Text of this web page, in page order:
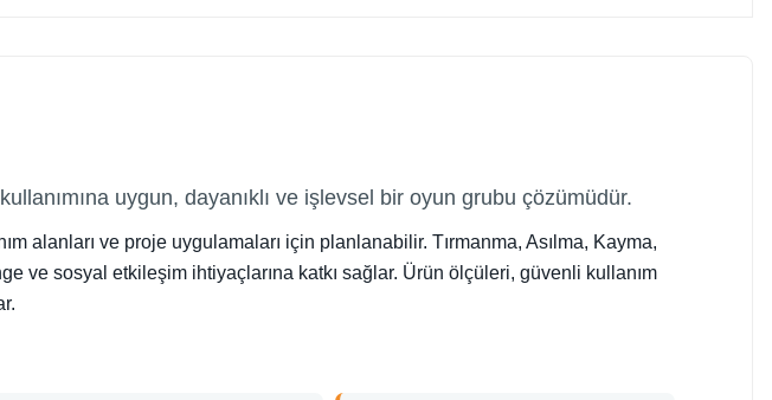
uygun, dayanıklı ve işlevsel bir oyun grubu çözümüdür.
alanları ve proje uygulamaları için planlanabilir. Tırmanma, Asılma, Kayma,
ve sosyal etkileşim ihtiyaçlarına katkı sağlar. Ürün ölçüleri, güvenli kullanım